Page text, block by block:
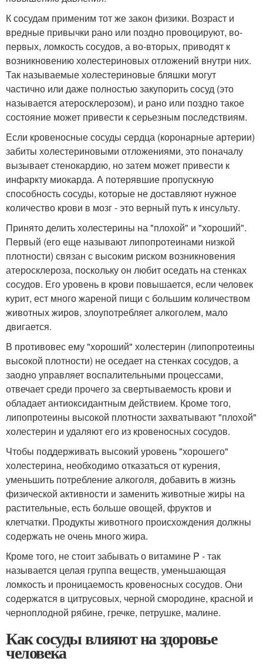
К сосудам применим тот же закон физики. Возраст и
вредные привычки рано или поздно провоцируют, во-
первых, ломкость сосудов, а во-вторых, приводят к
возникновению холестериновых отложений внутри них.
Так называемые холестериновые бляшки могут
частично или даже полностью закупорить сосуд (это
называется атеросклерозом), и рано или поздно такое
состояние может привести к серьезным последствиям.
Если кровеносные сосуды сердца (коронарные артерии)
забиты холестериновыми отложениями, это поначалу
вызывает стенокардию, но затем может привести к
инфаркту миокарда. А потерявшие пропускную
способность сосуды, которые не доставляют нужное
количество крови в мозг - это верный путь к инсульту.
Принято делить холестерины на "плохой" и "хороший".
Первый (его еще называют липопротеинами низкой
плотности) связан с высоким риском возникновения
атеросклероза, поскольку он любит оседать на стенках
сосудов. Его уровень в крови повышается, если человек
курит, ест много жареной пищи с большим количеством
животных жиров, злоупотребляет алкоголем, мало
двигается.
В противовес ему "хороший" холестерин (липопротеины
высокой плотности) не оседает на стенках сосудов, а
заодно управляет воспалительными процессами,
отвечает среди прочего за свертываемость крови и
обладает антиоксидантным действием. Кроме того,
липопротеины высокой плотности захватывают "плохой"
холестерин и удаляют его из кровеносных сосудов.
Чтобы поддерживать высокий уровень "хорошего"
холестерина, необходимо отказаться от курения,
уменьшить потребление алкоголя, добавить в жизнь
физической активности и заменить животные жиры на
растительные, есть больше овощей, фруктов и
клетчатки. Продукты животного происхождения должны
содержать не очень много жира.
Кроме того, не стоит забывать о витамине P - так
называется целая группа веществ, уменьшающая
ломкость и проницаемость кровеносных сосудов. Они
содержатся в цитрусовых, черной смородине, красной и
черноплодной рябине, гречке, петрушке, малине.
Как сосуды влияют на здоровье
человека